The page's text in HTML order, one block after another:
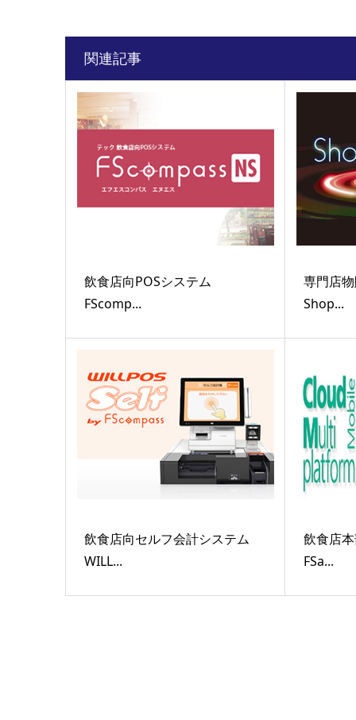
関連記事
飲食店向POSシステム
FScomp...
専門店
Shop...
飲食店向セルフ会計システム
WILL...
飲食店
FSa...